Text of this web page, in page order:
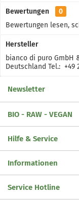
Bewertungen
0
Bewertungen lesen,
Hersteller
bianco di puro GmbH
Deutschland Tel.: +49
Newsletter
BIO - RAW - VEGAN
Hilfe & Service
Informationen
Service Hotline